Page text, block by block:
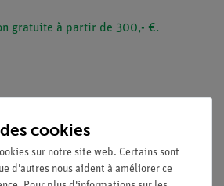
gratuite à partir de 300,- €.
cookies
sur notre site web. Certains sont
d'autres nous aident à améliorer ce